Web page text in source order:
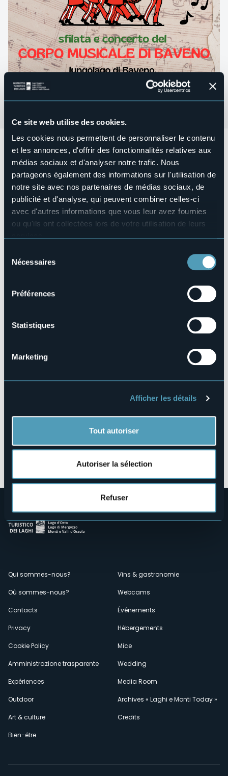
Ce site web utilise des cookies.
Les cookies nous permettent de personnaliser le contenu
et les annonces, d'offrir des fonctionnalités relatives aux
médias sociaux et d'analyser notre trafic. Nous
partageons également des informations sur l'utilisation de
notre site avec nos partenaires de médias sociaux, de
publicité et d'analyse, qui peuvent combiner celles-ci
avec d'autres informations que vous leur avez fournies
ou qu'ils ont collectées lors de votre utilisation de leurs
manière de les gérer et de les supprimer,
cliquez ici
Nécessaires
Préférences
Statistiques
Marketing
Afficher les détails
Tout autoriser
Autoriser la sélection
Refuser
Lunedì 2 giugno 2025, ore 11.00 presso
Arena Nadur -
Lungolagosi terràla sfilata e concerto sul lungolago in
occasione della Festa della Repubblica.
Organizzazione a cura del Corpo Musicale di Baveno.
Organisateur de l'événement
Corpo Musicale di Baveno
Lieu de l'événement
Arena Nadur - Lungolago
Téléphone
E-mail
Site Internet
https://bavenoturismo.it/
Menù
secondario
Qui sommes-nous?
Où sommes-nous?
Contacts
Privacy
Cookie Policy
Amministrazione trasparente
Expériences
Outdoor
Art & culture
Bien-être
Vins & gastronomie
Webcams
Événements
Hébergements
Mice
Wedding
Media Room
Archives « Laghi e Monti Today »
Credits